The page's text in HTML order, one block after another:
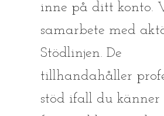
inne på ditt konto.
samarbete med
Stödlinjen. De
tillhandahåller
stöd ifall du